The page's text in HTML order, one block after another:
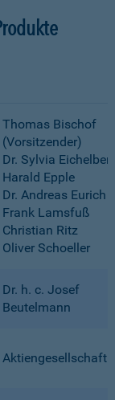
Thomas Bischof
(Vorsitzender)
Dr. Sylvia
Harald Epple
Dr. Andreas Eurich
Frank Lamsfuß
Christian Ritz
Oliver Schoeller
Dr. h. c. Josef
Beutelmann
Aktiengesellschaft